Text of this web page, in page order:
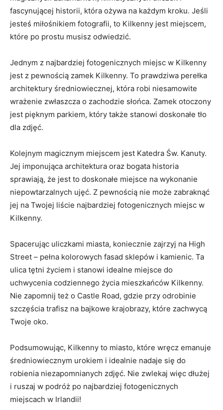
fascynującej⁤ historii, która‌ ożywa na każdym kroku. Jeśli⁢
jesteś ​miłośnikiem ‌fotografii, to Kilkenny⁣ jest miejscem,
które po prostu⁢ musisz ‌odwiedzić.
Jednym‍ z najbardziej fotogenicznych ‍miejsc w Kilkenny
jest z pewnością zamek​ Kilkenny. To prawdziwa ⁢perełka
‍architektury średniowiecznej, która robi niesamowite
wrażenie zwłaszcza o​ zachodzie słońca. Zamek otoczony
jest pięknym parkiem, który także stanowi doskonałe‌ tło
dla zdjęć.
Kolejnym magicznym miejscem ⁤jest Katedra⁤ Św. Kanuty.
Jej imponująca architektura oraz bogata historia⁢
sprawiają, że jest‍ to doskonałe miejsce na wykonanie
niepowtarzalnych ujęć. Z pewnością nie może ​zabraknąć
jej na Twojej liście najbardziej fotogenicznych miejsc ‌w
Kilkenny.
Spacerując uliczkami miasta, koniecznie zajrzyj na ‌High
Street – pełna kolorowych fasad sklepów i kamienic. Ta
ulica tętni życiem i stanowi idealne ⁣miejsce⁤ do
uchwycenia codziennego⁤ życia mieszkańców Kilkenny.
Nie zapomnij też⁢ o Castle Road, ‍gdzie przy odrobinie
szczęścia ‍trafisz na bajkowe krajobrazy,⁤ które zachwycą
Twoje ​oko.
Podsumowując,⁢ Kilkenny to miasto, które wręcz emanuje ​
średniowiecznym urokiem ‌i idealnie ⁣nadaje się do
robienia niezapomnianych zdjęć. Nie zwlekaj więc dłużej
i‍ ruszaj w podróż po najbardziej fotogenicznych
miejscach⁣ w Irlandii!